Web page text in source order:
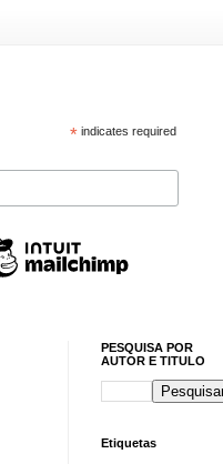
*indicates required
PESQUISA POR
AUTOR E TITULO
Etiquetas